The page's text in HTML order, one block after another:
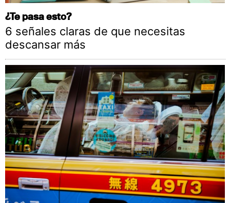
¿Te pasa esto?
6 señales claras de que necesitas
descansar más